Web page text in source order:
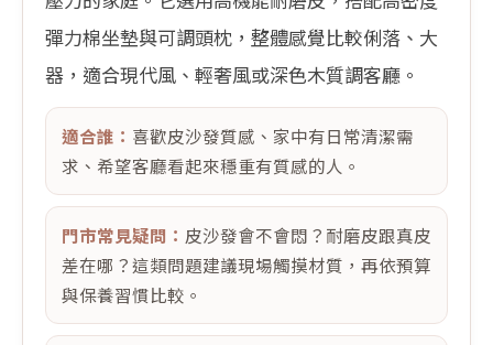
彈力棉坐墊與可調頭枕，整體感覺比較俐落、大
器，適合現代風、輕奢風或深色木質調客廳。
適合誰： 喜歡皮沙發質感、家中有日常清潔需
求、希望客廳看起來穩重有質感的人。
門市常見疑問： 皮沙發會不會悶？耐磨皮跟真皮
差在哪？這類問題建議現場觸摸材質，再依預算
與保養習慣比較。